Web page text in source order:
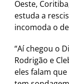
Oeste,
estuda a
incomoda o
“Aí chegou o
Rodrigão e
eles falam